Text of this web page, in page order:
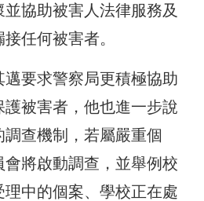
協助被害人法律服務及
任何被害者。
要求警察局更積極協助
被害者，他也進一步說
查機制，若屬嚴重個
將啟動調查，並舉例校
中的個案、學校正在處